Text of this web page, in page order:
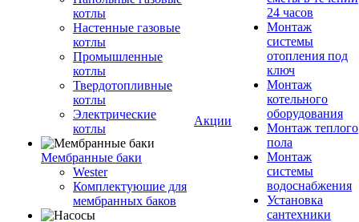
котлы
Настенные газовые
котлы
Промышленные
котлы
Твердотопливные
котлы
Электрические
котлы
Мембранные баки
Wester
Комплектуюшие для
мембранных баков
Акции
24 часов
Монтаж
системы
отопления под
ключ
Монтаж
котельного
оборудования
Монтаж теплого
пола
Монтаж
системы
водоснабжения
Установка
сантехники